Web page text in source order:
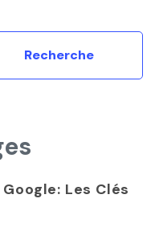
Recherche
Les Clés